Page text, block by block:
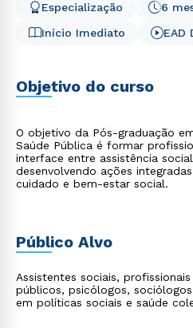
Início Imediato
6
Especialização
EAD
Objetivo do curso
O objetivo da Pós-graduação
Saúde Pública é formar
interface entre assistência
desenvolvendo ações
cuidado e bem-estar social.
Público Alvo
Assistentes sociais,
públicos, psicólogos,
em políticas sociais e saúde